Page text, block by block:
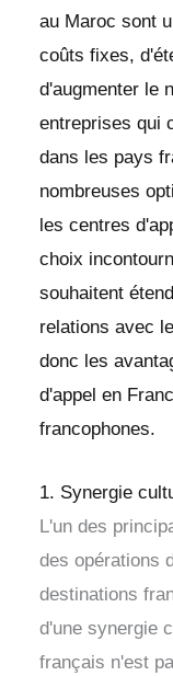
au Maroc sont
coûts fixes,
d'augmenter le
entreprises qui
dans les pays
nombreuses
les centres
choix
souhaitent
relations avec
donc les
d'appel en
francophones.
1. Synergie
L'un des
des opérations
destinations
d'une synergie
français n'est